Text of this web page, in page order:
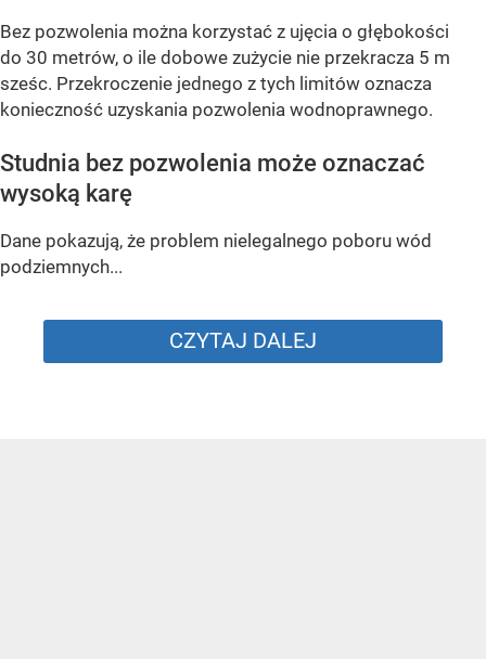
Bez pozwolenia można korzystać z ujęcia o głębokości
do 30 metrów, o ile dobowe zużycie nie przekracza 5 m
sześc. Przekroczenie jednego z tych limitów oznacza
konieczność uzyskania pozwolenia wodnoprawnego.
Studnia bez pozwolenia może oznaczać
wysoką karę
Dane pokazują, że problem nielegalnego poboru wód
podziemnych...
CZYTAJ DALEJ